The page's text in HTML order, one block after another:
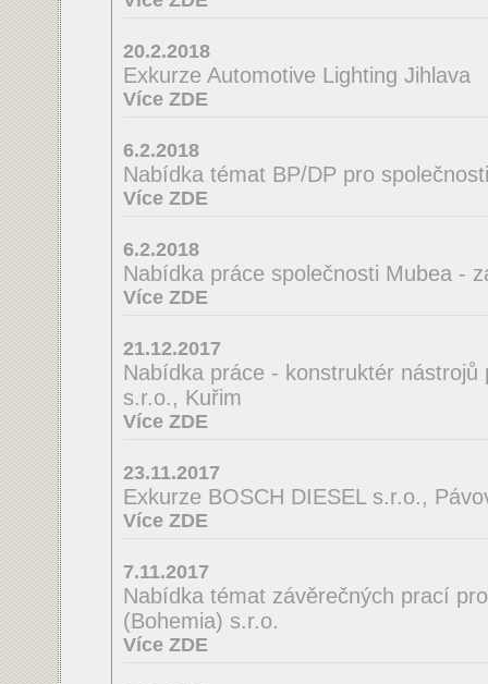
20.2.2018
Exkurze Automotive Lighting Jihlava
Více ZDE
6.2.2018
Nabídka témat BP/DP pro
Více ZDE
6.2.2018
Nabídka práce společnosti Mubea -
Více ZDE
21.12.2017
Nabídka práce - konstruktér
s.r.o., Kuřim
Více ZDE
23.11.2017
Exkurze BOSCH DIESEL s.r.o.,
Více ZDE
7.11.2017
Nabídka témat závěrečných prací
(Bohemia) s.r.o.
Více ZDE